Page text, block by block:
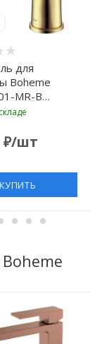
для
Boheme
MR-B
₽/шт
КУПИТЬ